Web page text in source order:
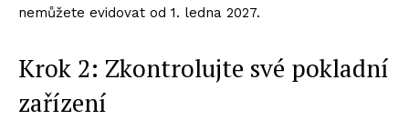
nemůžete evidovat od 1. ledna 2027.
Krok 2: Zkontrolujte své pokladní
zařízení